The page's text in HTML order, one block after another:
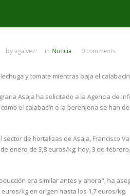
by agalvez in Noticia 0 comments
y tomate mientras baja el
Asaja ha solicitado a la Agencia de
el calabacín o la berenjena se han
sector de hortalizas de Asaja, Francisco
enero de 3,8 euros/kg; hoy, 3 de
era similar antes y ahora", ha
kg en origen hasta los 1,7 euros/kg.